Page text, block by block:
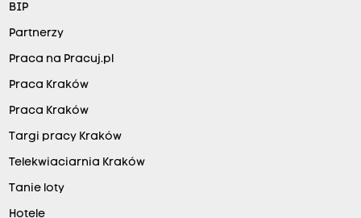
BIP
Partnerzy
Praca na Pracuj.pl
Praca Kraków
Praca Kraków
Targi pracy Kraków
Telekwiaciarnia Kraków
Tanie loty
Hotele